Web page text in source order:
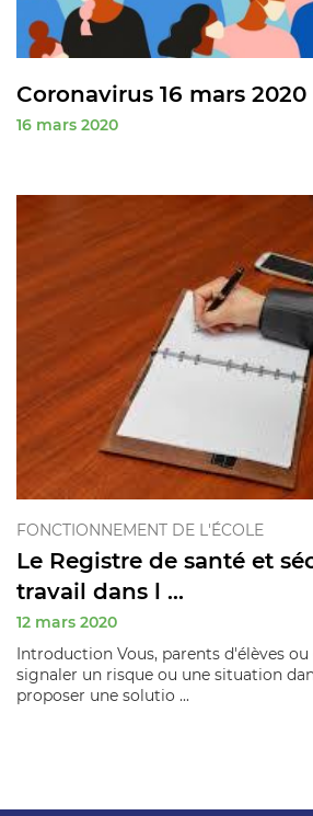
Coronavirus 16 mars 2020
16 mars 2020
FONCTIONNEMENT DE L'ÉCOLE
Le Registre de santé et
travail dans l ...
12 mars 2020
Introduction Vous, parents d'élèves ou
signaler un risque ou une situation
proposer une solutio ...